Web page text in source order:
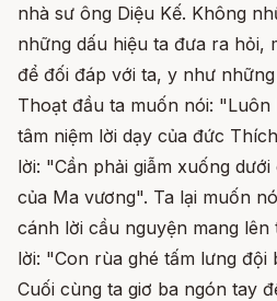
nhà sư ông Diệu Kế. Không
những dấu hiệu ta đưa ra hỏi,
để đối đáp với ta, y như
Thoạt đầu ta muốn nói:
tâm niệm lời dạy của đức
lời: "Cần phải giẫm xuống
của Ma vương". Ta lại muốn
cánh lời cầu nguyện mang
lời: "Con rùa ghé tấm lưng đội
Cuối cùng ta giơ ba ngón tay